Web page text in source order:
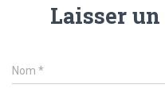
Laisser
Nom *